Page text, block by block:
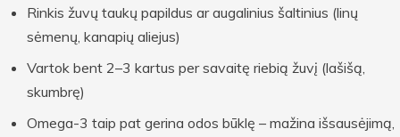
Rinkis žuvų taukų papildus ar augalinius šaltinius (linų
sėmenų, kanapių aliejus)
Vartok bent 2–3 kartus per savaitę riebią žuvį (lašišą,
skumbrę)
Omega-3 taip pat gerina odos būklę – mažina išsausėjimą,